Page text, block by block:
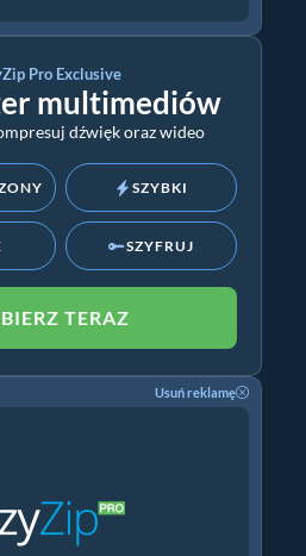
Pro Exclusive
multimediów
dźwięk oraz wideo
SZYBKI
SZYFRUJ
TERAZ
Usuń reklamę